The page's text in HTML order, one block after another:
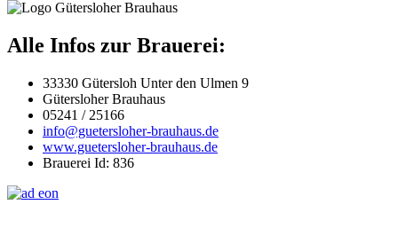
Alle Infos zur Brauerei:
33330 Gütersloh Unter den Ulmen 9
Gütersloher Brauhaus
05241 / 25166
info@guetersloher-brauhaus.de
www.guetersloher-brauhaus.de
Brauerei Id: 836